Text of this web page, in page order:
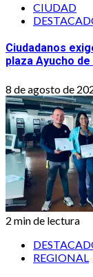
CIUDAD
Ciudadanos
plaza Ayucho
8 de agosto de
2 min de lectura
REGIONAL